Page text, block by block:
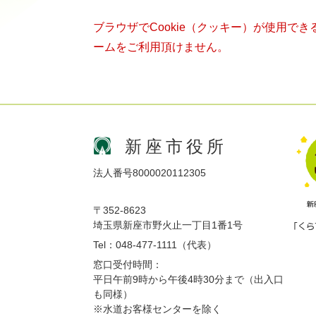
ブラウザでCookie（クッキー）が使用で
ームをご利用頂けません。
新座市役所
法人番号8000020112305
〒352-8623
埼玉県新座市野火止一丁目1番1号
Tel：048-477-1111（代表）
窓口受付時間：
平日午前9時から午後4時30分まで（出入口
も同様）
※水道お客様センターを除く